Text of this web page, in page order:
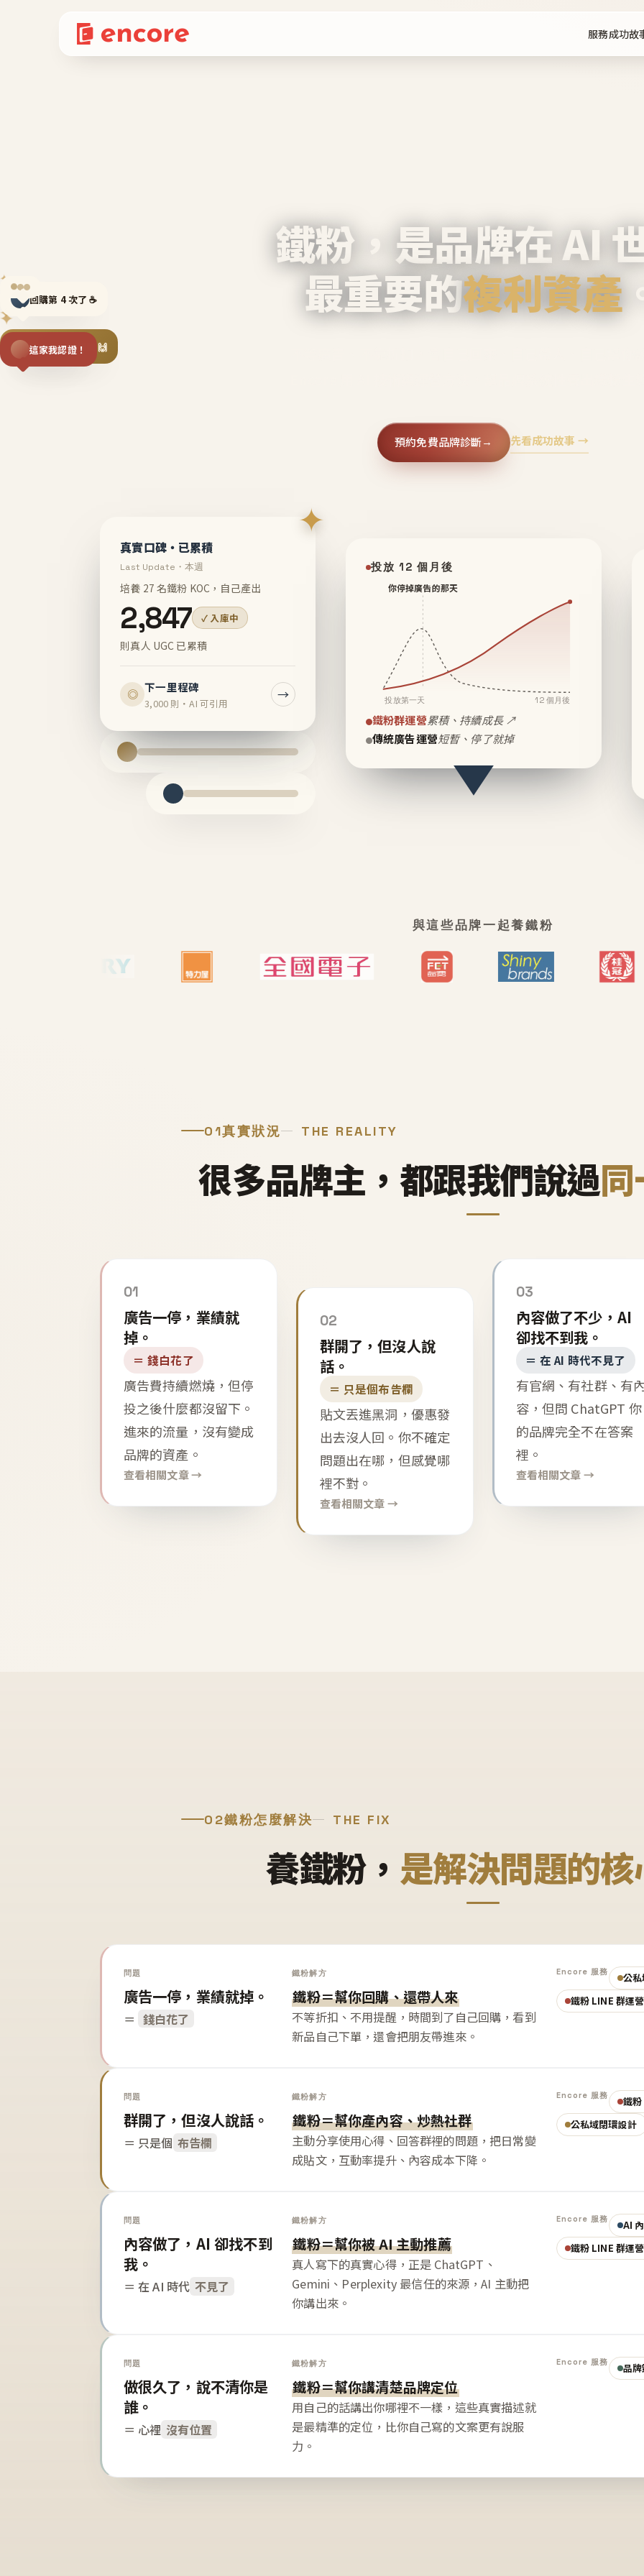
服務成功故
✦
✦
✦
回購第 4 次了 ☕
揪同事一起團購 🙌
這家我認證！
鐵粉，是品牌在 AI
最重要的複利資產
預約免費品牌診斷→ 先看成功故事 →
✦
真實口碑・已累積
Last Update・本週
培養 27 名鐵粉 KOC，自己產出
2,847 ✓ 入庫中
則真人 UGC 已累積
◎ 下一里程碑
3,000 則・AI 可引用
→
投放 12 個月後
你停掉廣告的那天
投放第一天 12 個月後
鐵粉群運營累積、持續成長 ↗
傳統廣告運營短暫、停了就掉
與這些品牌一起養鐵粉
01真實狀況 THE REALITY
很多品牌主，都跟我們說過同
01
廣告一停，業績就
掉。
＝ 錢白花了
廣告費持續燃燒，但停
投之後什麼都沒留下。
進來的流量，沒有變成
品牌的資產。
查看相關文章 →
02
群開了，但沒人說
話。
＝ 只是個布告欄
貼文丟進黑洞，優惠發
出去沒人回。你不確定
問題出在哪，但感覺哪
裡不對。
查看相關文章 →
03
內容做了不少，AI
卻找不到我。
＝ 在 AI 時代不見了
有官網、有社群、有
容，但問 ChatGPT 你
的品牌完全不在答案
裡。
查看相關文章 →
02鐵粉怎麼解決 THE FIX
養鐵粉， 是解決問題的
問題
廣告一停，業績就掉。
＝ 錢白花了
鐵粉解方
鐵粉＝幫你回購、還帶人來
不等折扣、不用提醒，時間到了自己回購，看到
新品自己下單，還會把朋友帶進來。
Encore 服務
公
鐵粉 LINE 群運營
問題
群開了，但沒人說話。
＝ 只是個 布告欄
鐵粉解方
鐵粉＝幫你產內容、炒熱社群
主動分享使用心得、回答群裡的問題，把日常變
成貼文，互動率提升、內容成本下降。
Encore 服務
鐵
公私域閉環設計
問題
內容做了，AI 卻找不到
我。
＝ 在 AI 時代 不見了
鐵粉解方
鐵粉＝幫你被 AI 主動推薦
真人寫下的真實心得，正是 ChatGPT、
Gemini、Perplexity 最信任的來源，AI 主動把
你講出來。
Encore 服務
AI
鐵粉 LINE 群運營
問題
做很久了，說不清你是
誰。
＝ 心裡 沒有位置
鐵粉解方
鐵粉＝幫你講清楚品牌定位
用自己的話講出你哪裡不一樣，這些真實描述就
是最精準的定位，比你自己寫的文案更有說服
力。
Encore 服務 品